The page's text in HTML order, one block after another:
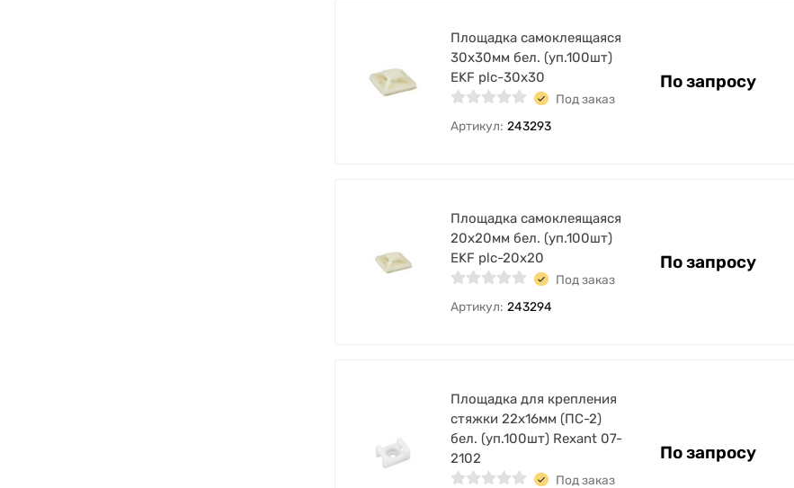
Площадка самоклеящаяся
30х30мм бел. (уп.100шт)
EKF plc-30x30
Под заказ
Артикул: 243293
По запросу
Площадка самоклеящаяся
20х20мм бел. (уп.100шт)
EKF plc-20x20
Под заказ
Артикул: 243294
По запросу
Площадка для крепления
стяжки 22х16мм (ПС-2)
бел. (уп.100шт) Rexant 07-
2102
Под заказ
По запросу